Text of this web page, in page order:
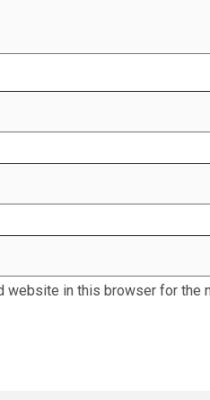
website in this browser for the